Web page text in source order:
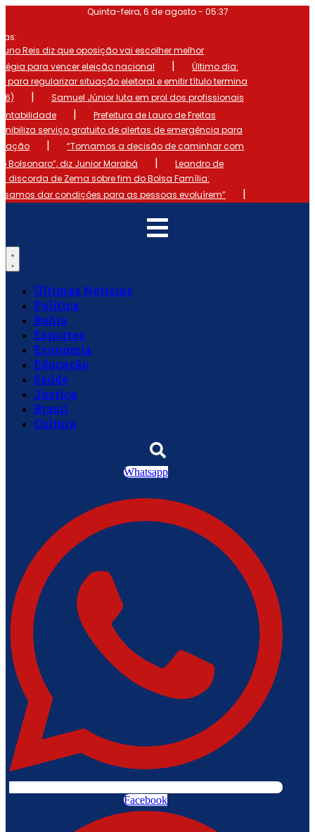
o
conteúdo
Quinta-feira, 6 de agosto - 05:37
Reis diz que oposição vai escolher melhor
para vencer eleição nacional
|
Último dia:
para regularizar situação eleitoral e emitir título termina
|
Samuel Júnior luta em prol dos profissionais
|
Prefeitura de Lauro de Freitas
serviço gratuito de alertas de emergência para
|
“Tomamos a decisão de caminhar com
Bolsonaro”, diz Junior Marabá
|
Leandro de
discorda de Zema sobre fim do Bolsa Família:
dar condições para as pessoas evoluírem”
|
Últimas Notícias
Política
Bahia
Esportes
Economia
Educação
Saúde
Justiça
Brasil
Cultura
Whatsapp
Facebook